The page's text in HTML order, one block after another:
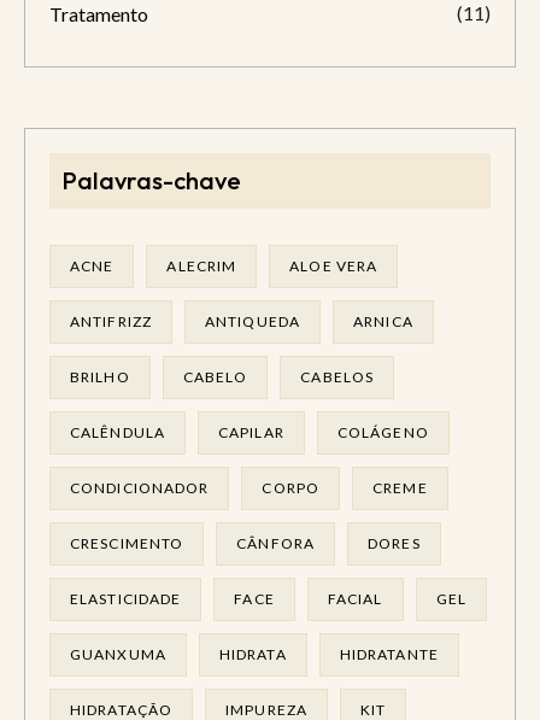
Tratamento (11)
Palavras-chave
ACNE ALECRIM ALOE VERA
ANTIFRIZZ ANTIQUEDA ARNICA
BRILHO CABELO CABELOS
CALÊNDULA CAPILAR COLÁGENO
CONDICIONADOR CORPO CREME
CRESCIMENTO CÂNFORA DORES
ELASTICIDADE FACE FACIAL GEL
GUANXUMA HIDRATA HIDRATANTE
HIDRATAÇÃO IMPUREZA KIT